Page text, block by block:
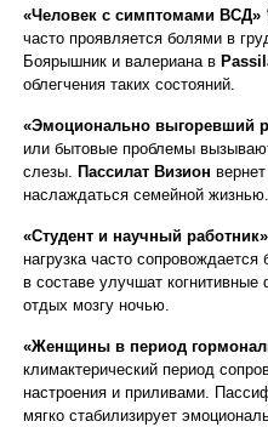
«Человек с симптомами ВСД»
часто проявляется болями в
Боярышник и валериана в
облегчения таких состояний.
«Эмоционально выгоревший
или бытовые проблемы
слезы. Пассилат Визион
наслаждаться семейной жизнью.
«Студент и научный
нагрузка часто
в составе улучшат
отдых мозгу ночью.
«Женщины в период
климактерический период
настроения и приливами.
мягко стабилизирует